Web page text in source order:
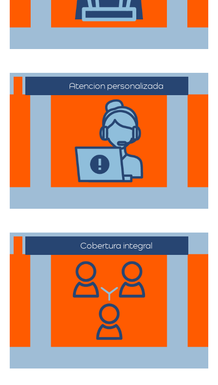
Atencion personalizada
Nuestros asesores están a su disposición
para acompañarte en cada etapa del
proceso, asegurando que todas sus
necesidades sean atendidas.
Cobertura integral
Ofrecemos servicios de trasteos en toda
la ciudad de Jamundí, Valle, facilitando su
traslado a cualquier sector.